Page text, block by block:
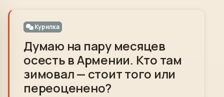
Курилка
Думаю на пару месяцев
осесть в Армении. Кто там
зимовал — стоит того или
переоценено?